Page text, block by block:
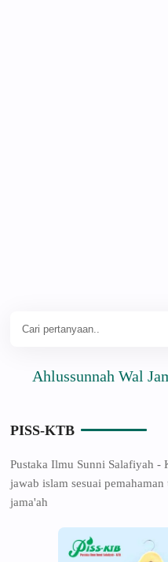
Ahlussunnah Wal
PISS-KTB
Pustaka Ilmu Sunni Salafiyah -
jawab islam sesuai
jama'ah